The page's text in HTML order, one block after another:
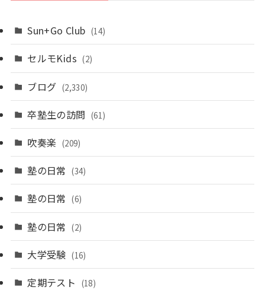
Sun+Go Club (14)
セルモKids (2)
ブログ (2,330)
卒塾生の訪問 (61)
吹奏楽 (209)
塾の日常 (34)
塾の日常 (6)
塾の日常 (2)
大学受験 (16)
定期テスト (18)